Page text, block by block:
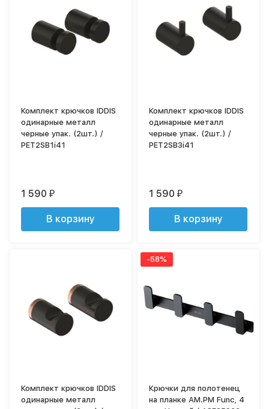
Комплект крючков IDDIS
одинарные металл
черные упак. (2шт.) /
PET2SB1i41
1 590₽
В корзину
Комплект крючков IDDIS
одинарные металл
черные упак. (2шт.) /
PET2SB3i41
1 590₽
В корзину
Комплект крючков IDDIS
одинарные металл
-58%
Крючки для полотенец
на планке AM.PM Func, 4